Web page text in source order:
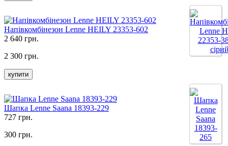
Напівкомбінезон Lenne HEILY 23353-602
2 640 грн.
2 300 грн.
купити
Шапка Lenne Saana 18393-229
727 грн.
300 грн.